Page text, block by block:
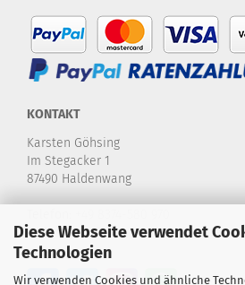
Diese Webseite verwendet
Technologien
Wir verwenden Cookies und ähnliche
KONTAKT
Karsten Göhsing
Im Stegacker 1
87490 Haldenwang
E-Mail:info@karstensdartshop.de